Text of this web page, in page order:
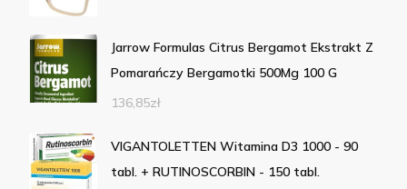
Jarrow Formulas Citrus Bergamot Ekstrakt Z
Pomarańczy Bergamotki 500Mg 100 G
136,85zł
VIGANTOLETTEN Witamina D3 1000 - 90
tabl. + RUTINOSCORBIN - 150 tabl.